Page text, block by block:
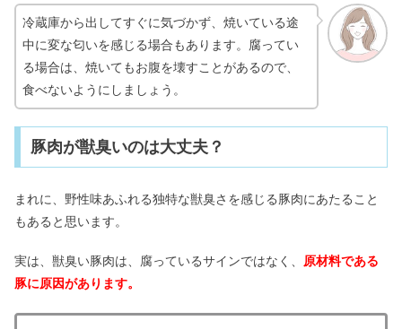
冷蔵庫から出してすぐに気づかず、焼いている途
中に変な匂いを感じる場合もあります。腐ってい
る場合は、焼いてもお腹を壊すことがあるので、
食べないようにしましょう。
豚肉が獣臭いのは大丈夫？
まれに、野性味あふれる独特な獣臭さを感じる豚肉にあたること
もあると思います。
実は、獣臭い豚肉は、腐っているサインではなく、 原材料である
豚に原因があります。